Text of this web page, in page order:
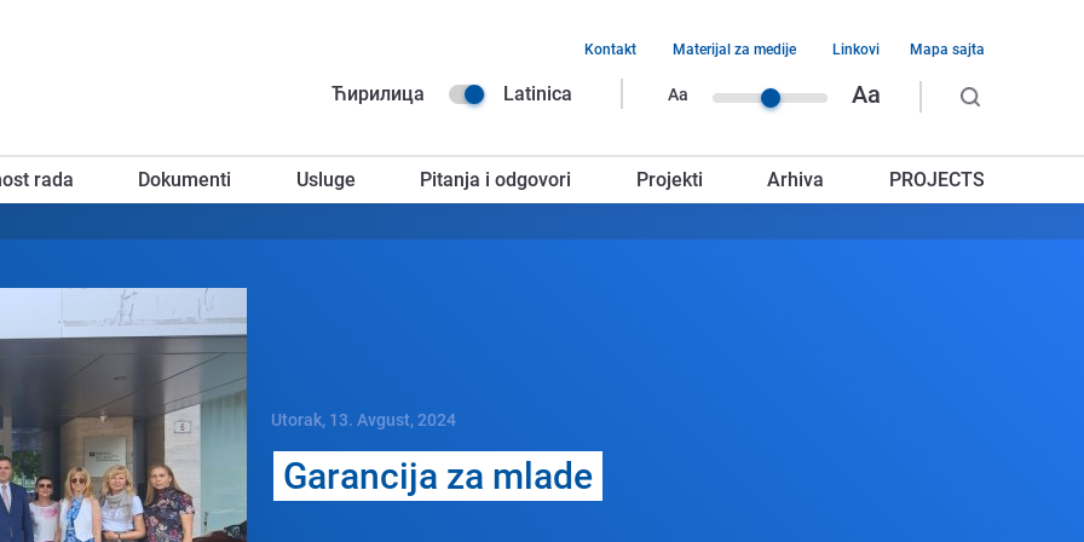
Ћирилица Latinica Aa Aa
Navigacija
zaglavlja
Kontakt Materijal za medije Linkovi Mapa sajta
rada Dokumenti Usluge Pitanja i odgovori Projekti Arhiva PROJECTS
Utorak, 13. Avgust, 2024
Garancija za mladе